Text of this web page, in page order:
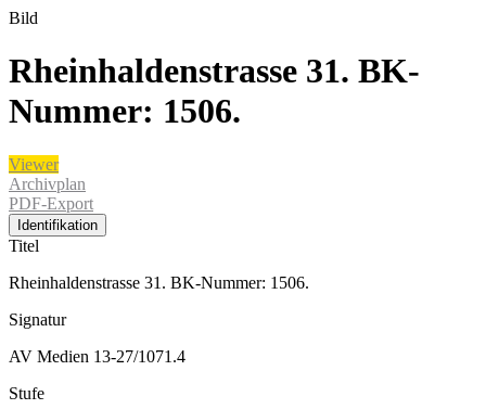
Bild
Rheinhaldenstrasse 31. BK-
Nummer: 1506.
Viewer
Archivplan
PDF-Export
Identifikation
Titel
Rheinhaldenstrasse 31. BK-Nummer: 1506.
Signatur
AV Medien 13-27/1071.4
Stufe